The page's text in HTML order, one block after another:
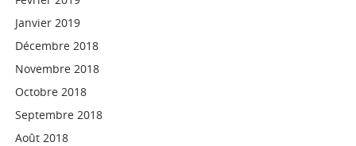
Janvier 2019
Décembre 2018
Novembre 2018
Octobre 2018
Septembre 2018
Août 2018